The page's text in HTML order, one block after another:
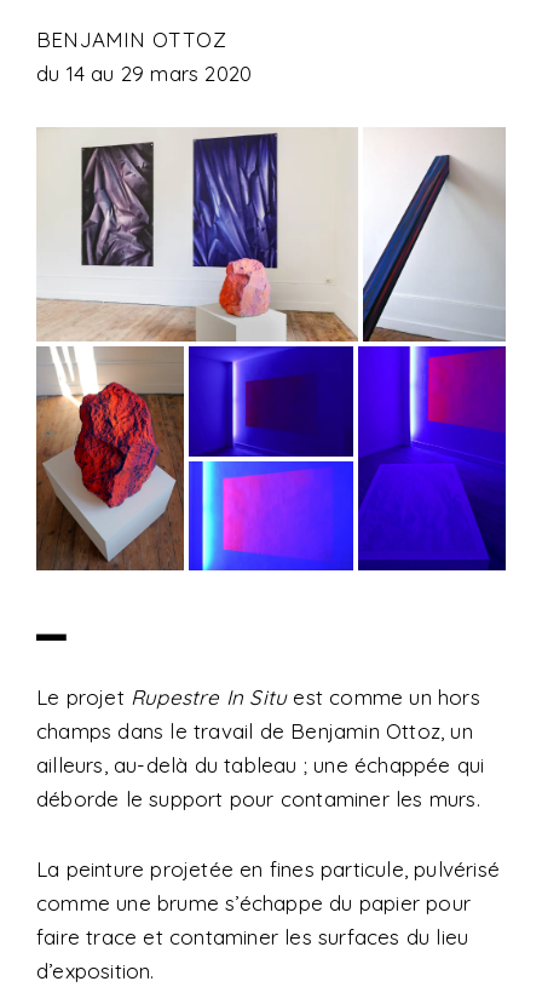
N
V
I
D
BENJAMIN OTTOZ
du 14 au 29 mars 2020
Le projet Rupestre In Situest comme un hors
champs dans le travail de Benjamin Ottoz, un
ailleurs, au-delà du tableau ; une échappée qui
déborde le support pour contaminer les murs.
La peinture projetée en fines particule, pulvérisé
comme une brume s’échappe du papier pour
faire trace et contaminer les surfaces du lieu
d’exposition.